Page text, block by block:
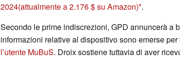
2024(attualmente a 2.176 $ su Amazon) .
Secondo le prime indiscrezioni, GPD annuncerà a
informazioni relative al dispositivo sono emerse
l’utente MuBuS. Droix sostiene tuttavia di aver